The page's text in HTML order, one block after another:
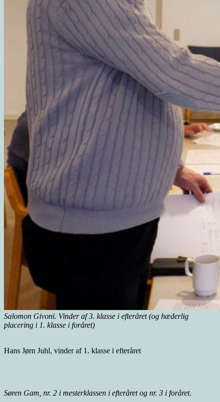
Salomon Givoni. Vinder af 3. klasse i efteråret (og hæderlig
placering i 1. klasse i foråret)
Hans Jørn Juhl, vinder af 1. klasse i efteråret
Søren Gam, nr. 2 i mesterklassen i efteråret og nr. 3 i foråret.